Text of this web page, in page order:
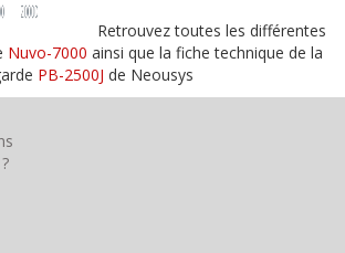
Retrouvez toutes les différentes
Nuvo-7000 ainsi que la fiche technique de la
PB-2500J de Neousys